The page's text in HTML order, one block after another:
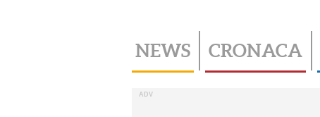
NEWS CRONACA